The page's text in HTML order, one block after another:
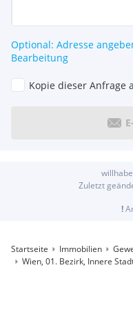
Optional: Adresse
Bearbeitung
Kopie dieser Anfrage
Zuletzt
!
Startseite Immobilien
Wien, 01. Bezirk, Innere